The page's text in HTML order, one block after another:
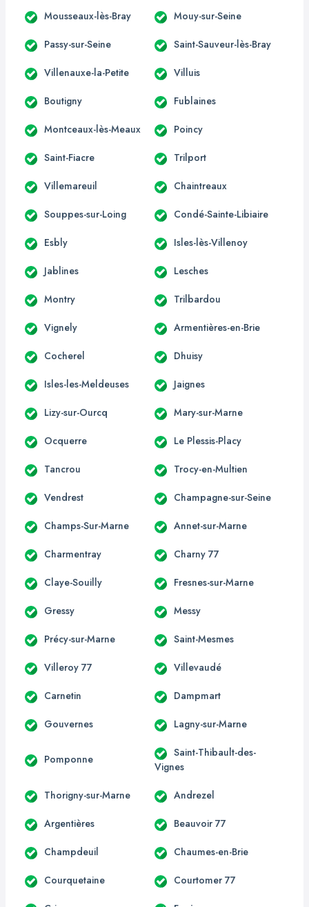
Mousseaux-lès-Bray Mouy-sur-Seine
Passy-sur-Seine Saint-Sauveur-lès-Bray
Villenauxe-la-Petite Villuis
Boutigny Fublaines
Montceaux-lès-Meaux Poincy
Saint-Fiacre Trilport
Villemareuil Chaintreaux
Souppes-sur-Loing Condé-Sainte-Libiaire
Esbly Isles-lès-Villenoy
Jablines Lesches
Montry Trilbardou
Vignely Armentières-en-Brie
Cocherel Dhuisy
Isles-les-Meldeuses Jaignes
Lizy-sur-Ourcq Mary-sur-Marne
Ocquerre Le Plessis-Placy
Tancrou Trocy-en-Multien
Vendrest Champagne-sur-Seine
Champs-Sur-Marne Annet-sur-Marne
Charmentray Charny 77
Claye-Souilly Fresnes-sur-Marne
Gressy Messy
Précy-sur-Marne Saint-Mesmes
Villeroy 77 Villevaudé
Carnetin Dampmart
Gouvernes Lagny-sur-Marne
Pomponne
Saint-Thibault-des-
Vignes
Thorigny-sur-Marne Andrezel
Argentières Beauvoir 77
Champdeuil Chaumes-en-Brie
Courquetaine Courtomer 77